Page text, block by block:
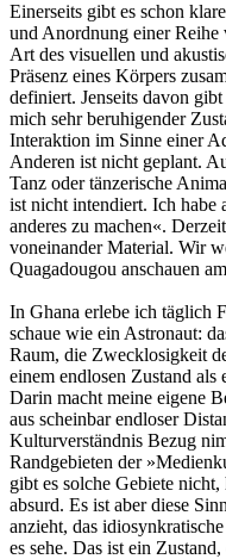
Einerseits gibt es schon
und Anordnung einer
Art des visuellen und
Präsenz eines Körpers
definiert. Jenseits davon
mich sehr beruhigender
Interaktion im Sinne einer
Anderen ist nicht geplant.
Tanz oder tänzerische
ist nicht intendiert. Ich habe
anderes zu machen«.
voneinander Material. Wir
Quagadougou anschauen
In Ghana erlebe ich täglich
schaue wie ein Astronaut:
Raum, die Zwecklosigkeit
einem endlosen Zustand als
Darin macht meine eigene
aus scheinbar endloser
Kulturverständnis Bezug
Randgebieten der
gibt es solche Gebiete
absurd. Es ist aber diese
anzieht, das
es sehe. Das ist ein